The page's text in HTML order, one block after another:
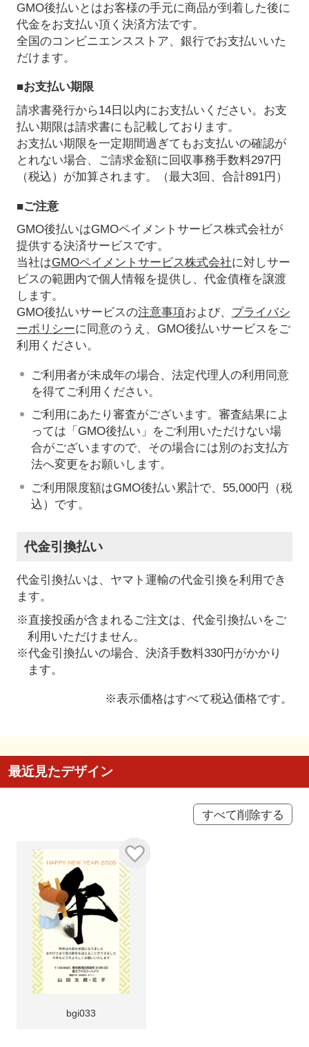
GMO後払いとはお客様の手元に商品が到着した後に
代金をお支払い頂く決済方法です。
全国のコンビニエンスストア、銀行でお支払いいた
だけます。
■お支払い期限
請求書発行から14日以内にお支払いください。お支
払い期限は請求書にも記載しております。
お支払い期限を一定期間過ぎてもお支払いの確認が
とれない場合、ご請求金額に回収事務手数料297円
（税込）が加算されます。（最大3回、合計891円）
■ご注意
GMO後払いはGMOペイメントサービス株式会社が
提供する決済サービスです。
当社はGMOペイメントサービス株式会社に対しサー
ビスの範囲内で個人情報を提供し、代金債権を譲渡
します。
GMO後払いサービスの注意事項および、 プライバシ
ーポリシーに同意のうえ、GMO後払いサービスをご
利用ください。
ご利用者が未成年の場合、法定代理人の利用同意
を得てご利用ください。
ご利用にあたり審査がございます。審査結果によ
っては「GMO後払い」をご利用いただけない場
合がございますので、その場合には別のお支払方
法へ変更をお願いします。
ご利用限度額はGMO後払い累計で、55,000円（税
込）です。
代金引換払い
代金引換払いは、ヤマト運輸の代金引換を利用でき
ます。
※直接投函が含まれるご注文は、代金引換払いをご
利用いただけません。
※代金引換払いの場合、決済手数料330円がかかり
ます。
※表示価格はすべて税込価格です。
最近見たデザイン
すべて削除する
bgi033